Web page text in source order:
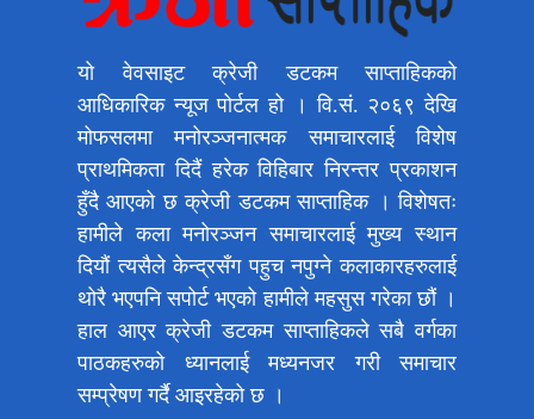
यो वेवसाइट क्रेजी डटकम साप्ताहिकको
आधिकारिक न्यूज पोर्टल हो । वि.सं. २०६९ देखि
मोफसलमा मनोरञ्जनात्मक समाचारलाई विशेष
प्राथमिकता दिदैं हरेक विहिबार निरन्तर प्रकाशन
हुँदै आएको छ क्रेजी डटकम साप्ताहिक । विशेषतः
हामीले कला मनोरञ्जन समाचारलाई मुख्य स्थान
दियौं त्यसैले केन्द्रसँग पहुच नपुग्ने कलाकारहरुलाई
थोरै भएपनि सपोर्ट भएको हामीले महसुस गरेका छौं ।
हाल आएर क्रेजी डटकम साप्ताहिकले सबै वर्गका
पाठकहरुको ध्यानलाई मध्यनजर गरी समाचार
सम्प्रेषण गर्दै आइरहेको छ ।